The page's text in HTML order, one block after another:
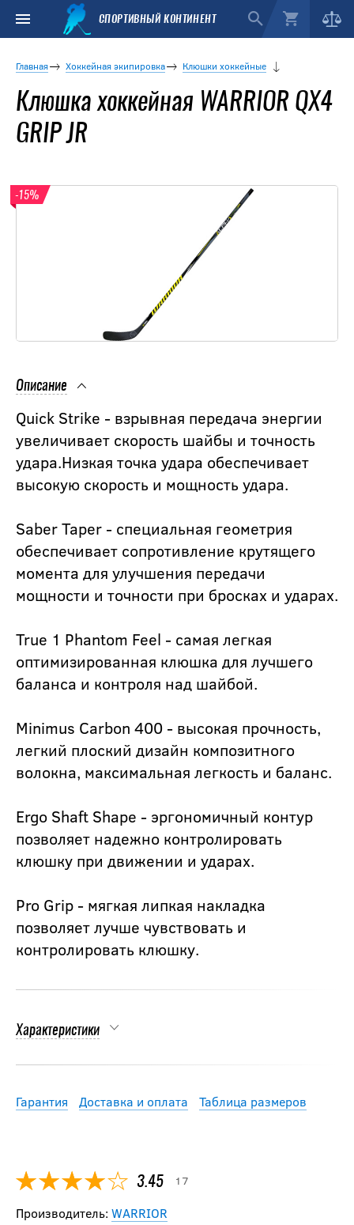
СПОРТИВНЫЙ КОНТИНЕНТ
Главная Хоккейная экипировка Клюшки хоккейные
Клюшка хоккейная WARRIOR QX4
GRIP JR
-15%
Описание
Quick Strike - взрывная передача энергии
увеличивает скорость шайбы и точность
удара.Низкая точка удара обеспечивает
высокую скорость и мощность удара.
Saber Taper - специальная геометрия
обеспечивает сопротивление крутящего
момента для улучшения передачи
мощности и точности при бросках и ударах.
True 1 Phantom Feel - самая легкая
оптимизированная клюшка для лучшего
баланса и контроля над шайбой.
Minimus Carbon 400 - высокая прочность,
легкий плоский дизайн композитного
волокна, максимальная легкость и баланс.
Ergo Shaft Shape - эргономичный контур
позволяет надежно контролировать
клюшку при движении и ударах.
Pro Grip - мягкая липкая накладка
позволяет лучше чувствовать и
контролировать клюшку.
Характеристики
Гарантия Доставка и оплата Таблица размеров
3.45 17
Производитель: WARRIOR